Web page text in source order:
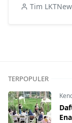
Tim
TERPOPULER